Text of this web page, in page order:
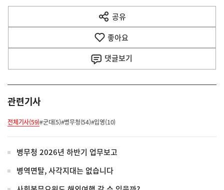
다
음
공유
열
기
좋아요
댓글보기
관련기사
전체기사(59)#군대(5)#병무청(54)#입영(10)
병무청 2026년 하반기 업무보고
병역면탈, 사각지대는 없습니다